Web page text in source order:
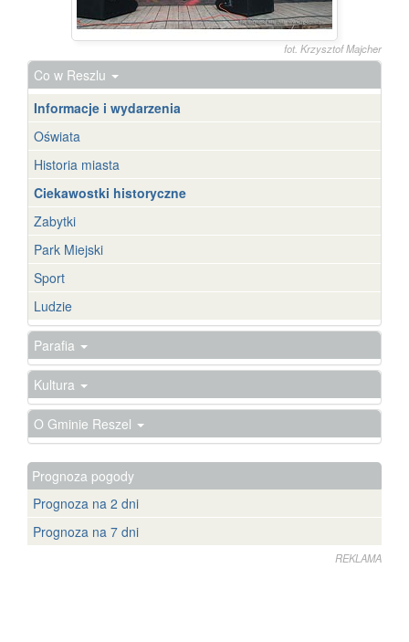
fot. Krzysztof Majcher
Co w Reszlu
Informacje i wydarzenia
Oświata
Historia miasta
Ciekawostki historyczne
Zabytki
Park Miejski
Sport
Ludzie
Parafia
Kultura
O Gminie Reszel
Prognoza pogody
Prognoza na 2 dni
Prognoza na 7 dni
REKLAMA